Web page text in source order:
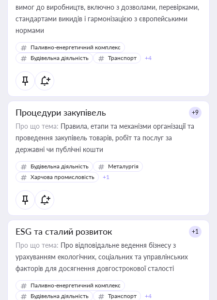
вимог до виробництв, включно з дозволами, перевірками,
стандартами викидів і гармонізацією з європейськими
нормами
Паливно-енергетичний комплекс
Будівельна діяльність
Транспорт +4
Процедури закупівель +9
Про що тема: Правила, етапи та механізми організації та
проведення закупівель товарів, робіт та послуг за
державні чи публічні кошти
Будівельна діяльність
Металургія
Харчова промисловість
+1
ESG та сталий розвиток +1
Про що тема: Про відповідальне ведення бізнесу з
урахуванням екологічних, соціальних та управлінських
факторів для досягнення довгострокової сталості
Паливно-енергетичний комплекс
Будівельна діяльність
Транспорт +4